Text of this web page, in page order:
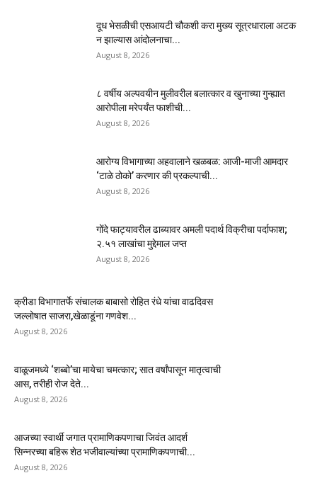
दूध भेसळीची एसआयटी चौकशी करा मुख्य सूत्रधाराला अटक
न झाल्यास आंदोलनाचा...
August 8, 2026
८ वर्षीय अल्पवयीन मुलीवरील बलात्कार व खुनाच्या गुन्ह्यात
आरोपीला मरेपर्यंत फाशीची...
August 8, 2026
आरोग्य विभागाच्या अहवालाने खळबळ: आजी-माजी आमदार
‘टाळे ठोको’ करणार की प्रकल्पाची...
August 8, 2026
गोंदे फाट्यावरील ढाब्यावर अमली पदार्थ विक्रीचा पर्दाफाश;
२.५१ लाखांचा मुद्देमाल जप्त
August 8, 2026
क्रीडा विभागातर्फे संचालक बाबासो रोहित रंधे यांचा वाढदिवस
जल्लोषात साजरा,खेळाडूंना गणवेश...
August 8, 2026
वाळूजमध्ये ‘शब्बो’चा मायेचा चमत्कार; सात वर्षांपासून मातृत्वाची
आस, तरीही रोज देते...
August 8, 2026
आजच्या स्वार्थी जगात प्रामाणिकपणाचा जिवंत आदर्श
सिन्नरच्या बहिरू शेठ भजीवाल्यांच्या प्रामाणिकपणाची...
August 8, 2026